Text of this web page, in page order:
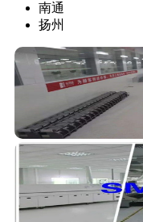
南通
扬州